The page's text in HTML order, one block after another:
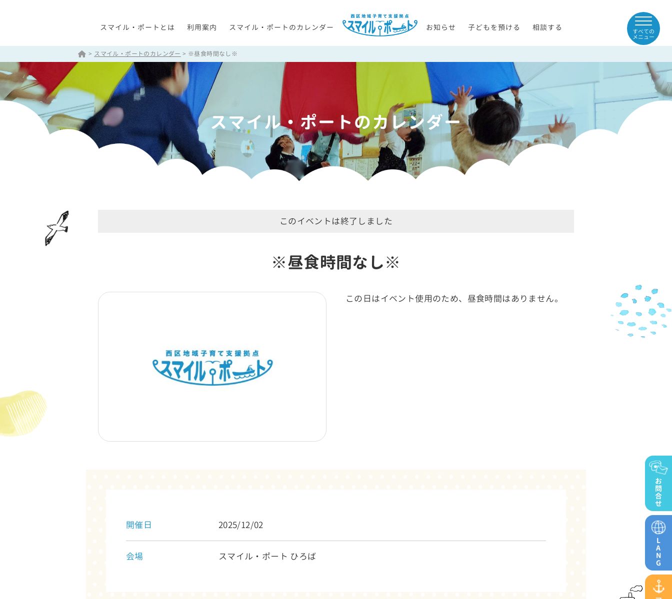
スマイル・ポートとは 利用案内 スマイル・ポートのカレンダー お知らせ 子どもを預ける 相談する すべての
メニュー
> スマイル・ポートのカレンダー > ※昼食時間なし※
お
問
合
せ
L
A
N
G
スマイル・ポートのカレンダー
このイベントは終了しました
※昼食時間なし※
この日はイベント使用のため、昼食時間はありません。
開催日 2025/12/02
会場 スマイル・ポート ひろば